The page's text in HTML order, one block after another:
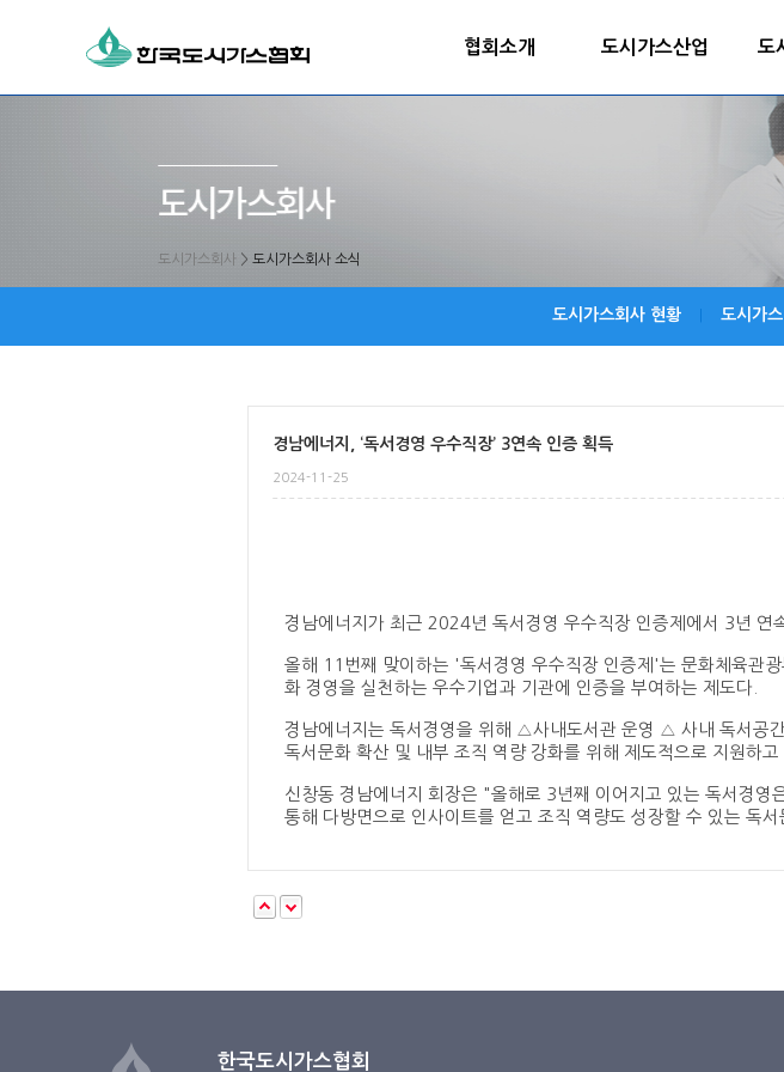
협회소개 도시가스산업 도
도시가스회사 > 도시가스회사 소식
도시가스회사 현황 도시가
경남에너지, ‘독서경영 우수직장’ 3연속 인증 획득
2024-11-25
경남에너지가 최근 2024년 독서경영 우수직장 인증제에서 3년
올해 11번째 맞이하는 '독서경영 우수직장 인증제'는 문화체육관
화 경영을 실천하는 우수기업과 기관에 인증을 부여하는 제도다.
경남에너지는 독서경영을 위해 △사내도서관 운영 △ 사내 독서
독서문화 확산 및 내부 조직 역량 강화를 위해 제도적으로 지원하고
신창동 경남에너지 회장은 "올해로 3년째 이어지고 있는 독서경영
통해 다방면으로 인사이트를 얻고 조직 역량도 성장할 수 있는 독
한국도시가스협회